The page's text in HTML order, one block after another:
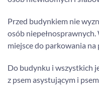
Przed budynkiem nie
osób
miejsce do parkowania
Do budynku i wszystkich
z psem asystującym i